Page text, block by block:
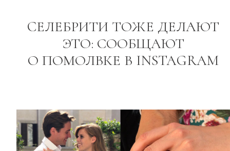
CЕЛЕБРИТИ ТОЖЕ ДЕЛАЮТ
ЭТО: СООБЩАЮТ
О ПОМОЛВКЕ В INSTAGRAM